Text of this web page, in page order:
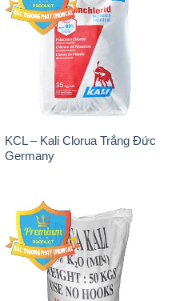
KCL – Kali Clorua Trắng Đức
Germany